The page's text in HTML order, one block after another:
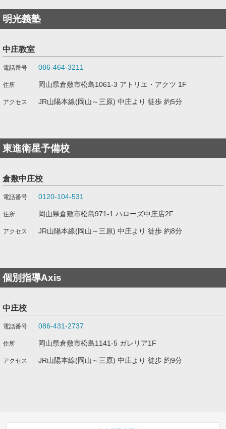
明光義塾
中庄教室
086-464-3211
岡山県倉敷市松島1061-3 アトリエ・アクツ 1F
JR山陽本線(岡山～三原) 中庄より 徒歩 約5分
東進衛星予備校
倉敷中庄校
0120-104-531
岡山県倉敷市松島971-1 ハローズ中庄店2F
JR山陽本線(岡山～三原) 中庄より 徒歩 約8分
個別指導Axis
中庄校
086-431-2737
岡山県倉敷市松島1141-5 ガレリア1F
JR山陽本線(岡山～三原) 中庄より 徒歩 約9分